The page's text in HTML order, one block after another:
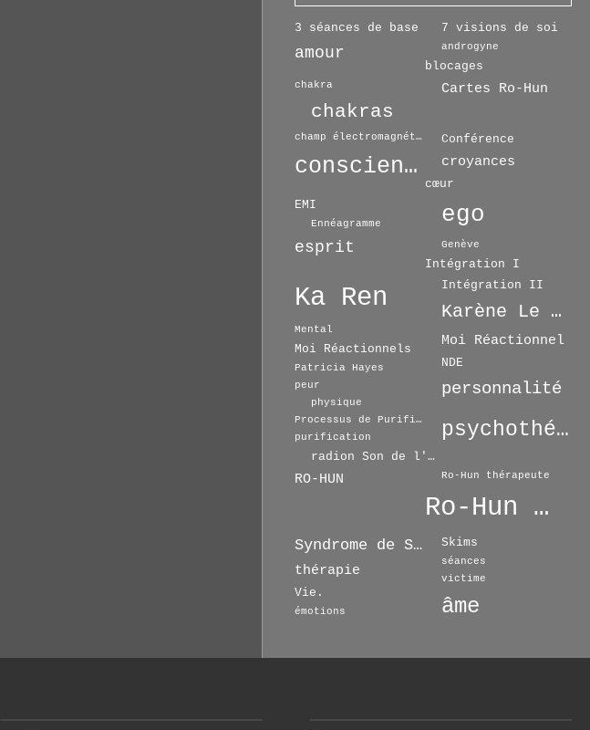
3 séances de base 7 visions de soi
amour androgyne
blocages
Cartes Ro-Hun
chakra
chakras
champ électromagnétique Conférence
conscience croyances
cœur
ego
EMI
Ennéagramme
esprit Genève
Intégration I
Intégration II
Ka Ren Karène Le Drian
Mental
Moi Réactionnel
Moi Réactionnels
NDE
Patricia Hayes
personnalité
peur
physique
Processus de Purification
psychothérapie
purification
radion Son de l'Espoir
RO-HUN Ro-Hun thérapeute
Ro-Hun Thérapie
Skims
Syndrome de Séparation
séances
thérapie
victime
Vie.
âme
émotions